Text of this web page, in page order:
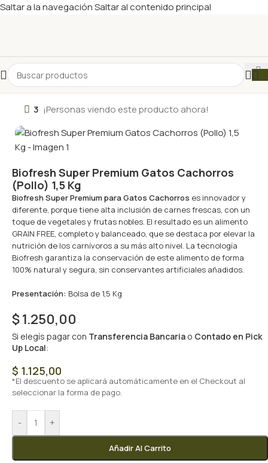
Saltar a la navegaciónSaltar al contenido principal
3 ¡Personas viendo este producto ahora!
Biofresh Super Premium Gatos Cachorros
(Pollo) 1,5 Kg
Biofresh Super Premium para Gatos Cachorros es innovador y
diferente, porque tiene alta inclusión de carnes frescas, con un
toque de vegetales y frutas nobles. El resultado es un alimento
GRAIN FREE, completo y balanceado, que se destaca por elevar la
nutrición de los carnívoros a su más alto nivel. La tecnología
Biofresh garantiza la conservación de este alimento de forma
100% natural y segura, sin conservantes artificiales añadidos.
Presentación: Bolsa de 1,5 Kg
$1.250,00
Si elegís pagar con Transferencia Bancaria o Contado en Pick
Up Local:
$ 1.125,00
*El descuento se aplicará automáticamente en el Checkout al
seleccionar la forma de pago.
- +
Añadir Al Carrito